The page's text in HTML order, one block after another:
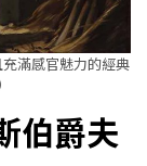
滿感官魅力的經典
伯爵夫